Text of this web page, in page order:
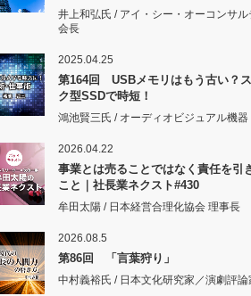
井上和弘氏 / アイ・シー・オーコンサ
会長
2025.04.25
第164回 USBメモリはもう古い？
ク型SSDで時短！
鴻池賢三氏 / オーディオビジュアル機
2026.04.22
事業とは売ることではなく責任を引
こと｜社長業ネクスト#430
牟田太陽 / 日本経営合理化協会 理事長
2026.08.5
第86回 「言葉狩り」
中村義裕氏 / 日本文化研究家／演劇評論